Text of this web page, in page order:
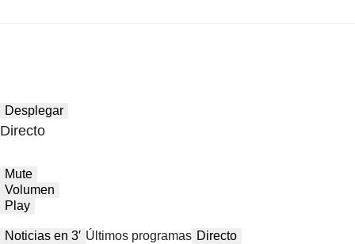
Desplegar
Directo
Mute
Volumen
Play
Noticias en 3′ Últimos programas Directo